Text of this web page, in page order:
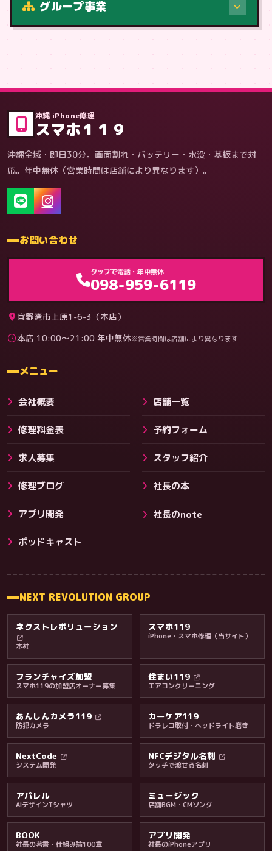
その他サービス
料金・保証・ご案内
症状・内容から
料金
グループ事業
沖縄 iPhone修理
スマホ１１９
沖縄全域・即日30分。画面割れ・バッテリー・水没・基板まで対
応。年中無休（営業時間は店舗により異なります）。
お問い合わせ
タップで電話・年中無休
098-959-6119
宜野湾市上原1-6-3（本店）
本店 10:00〜21:00 年中無休※営業時間は店舗により異なります
メニュー
会社概要 店舗一覧
修理料金表 予約フォーム
求人募集 スタッフ紹介
修理ブログ 社長の本
アプリ開発 社長のnote
ポッドキャスト
NEXT REVOLUTION GROUP
ネクストレボリューション
本社
スマホ119
iPhone・スマホ修理（当サイト）
フランチャイズ加盟
スマホ119の加盟店オーナー募集
住まい119
エアコンクリーニング
あんしんカメラ119
防犯カメラ
カーケア119
ドラレコ取付・ヘッドライト磨き
NextCode
システム開発
NFCデジタル名刺
タッチで渡せる名刺
アパレル
AIデザインTシャツ
ミュージック
店舗BGM・CMソング
BOOK
社長の著書・仕組み論100章
アプリ開発
社長のiPhoneアプリ